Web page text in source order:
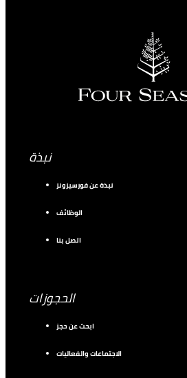
نبذة
نبذة عن فورسيزونز
الوظائف
اتصل بنا
الحجوزات
ابحث عن حجز
الاجتماعات والفعاليات